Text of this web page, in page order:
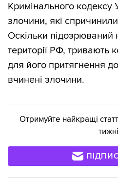
Кримінального кодексу
злочини, які
Оскільки підозрюваний
території РФ, тривають
для його притягнення до
вчинені злочини.
Отримуйте найкращі